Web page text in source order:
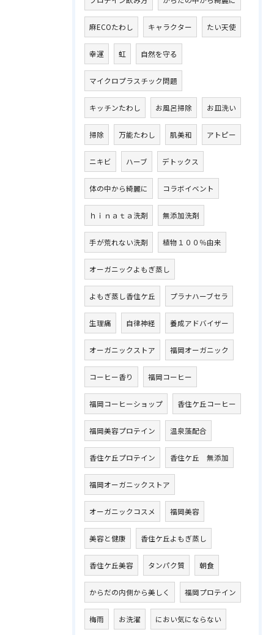
麻ECOたわし キャラクター たい天使
幸運 虹 自然を守る
マイクロプラスチック問題
キッチンたわし お風呂掃除 お皿洗い
掃除 万能たわし 肌美和 アトピー
ニキビ ハーブ デトックス
体の中から綺麗に コラボイベント
ｈｉｎａｔａ洗剤 無添加洗剤
手が荒れない洗剤 植物１００％由来
オーガニックよもぎ蒸し
よもぎ蒸し香住ケ丘 プラナハーブセラ
生理痛 自律神経 養成アドバイザー
オーガニックストア 福岡オーガニック
コーヒー香り 福岡コーヒー
福岡コーヒーショップ 香住ケ丘コーヒー
福岡美容プロテイン 温泉藻配合
香住ケ丘プロテイン 香住ケ丘 無添加
福岡オーガニックストア
オーガニックコスメ 福岡美容
美容と健康 香住ケ丘よもぎ蒸し
香住ケ丘美容 タンパク質 朝食
からだの内側から美しく 福岡プロテイン
梅雨 お洗濯 におい気にならない